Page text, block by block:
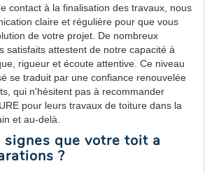
contact à la finalisation des travaux, nous
claire et régulière pour que vous
de votre projet. De nombreux
satisfaits attestent de notre capacité à
rigueur et écoute attentive. Ce niveau
se traduit par une confiance renouvelée
qui n'hésitent pas à recommander
pour leurs travaux de toiture dans la
et au-delà.
signes que votre toit a
?